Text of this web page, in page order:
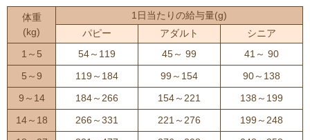
体重
(kg)
1日当たりの給与量(g)
パピー
アダルト
シニア
1～5
54～119 45～ 99
41～ 90
5～9
119～184 99～154
90～138
9～14
184～266 154～221
138～199
14～18
266～331 221～276
199～248